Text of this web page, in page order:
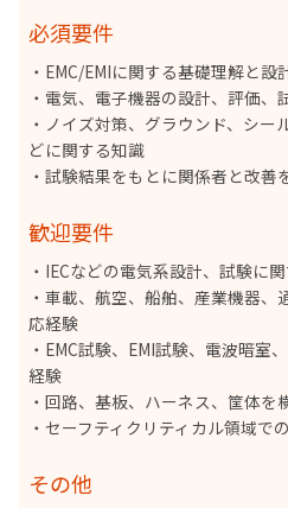
必須要件
・EMC/EMIに関する基礎理解と設
・電気、電子機器の設計、評価、
・ノイズ対策、グラウンド、シー
どに関する知識
・試験結果をもとに関係者と改善
歓迎要件
・IECなどの電気系設計、試験に
・車載、航空、船舶、産業機器、
応経験
・EMC試験、EMI試験、電波暗室
経験
・回路、基板、ハーネス、筐体を
・セーフティクリティカル領域で
その他